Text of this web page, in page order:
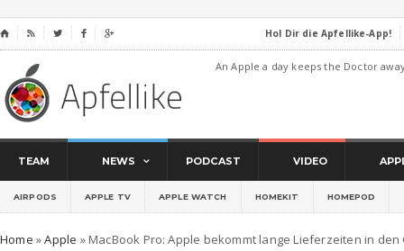
⌂     Hol Dir die Apfellike-App!
An Apple a day keeps the Doctor
TEAM NEWS PODCAST VIDEO
AIRPODS APPLE TV APPLE WATCH HOMEKIT HOMEPOD
Home »Apple » MacBook Pro: Apple bekommt lange Lieferzeiten in